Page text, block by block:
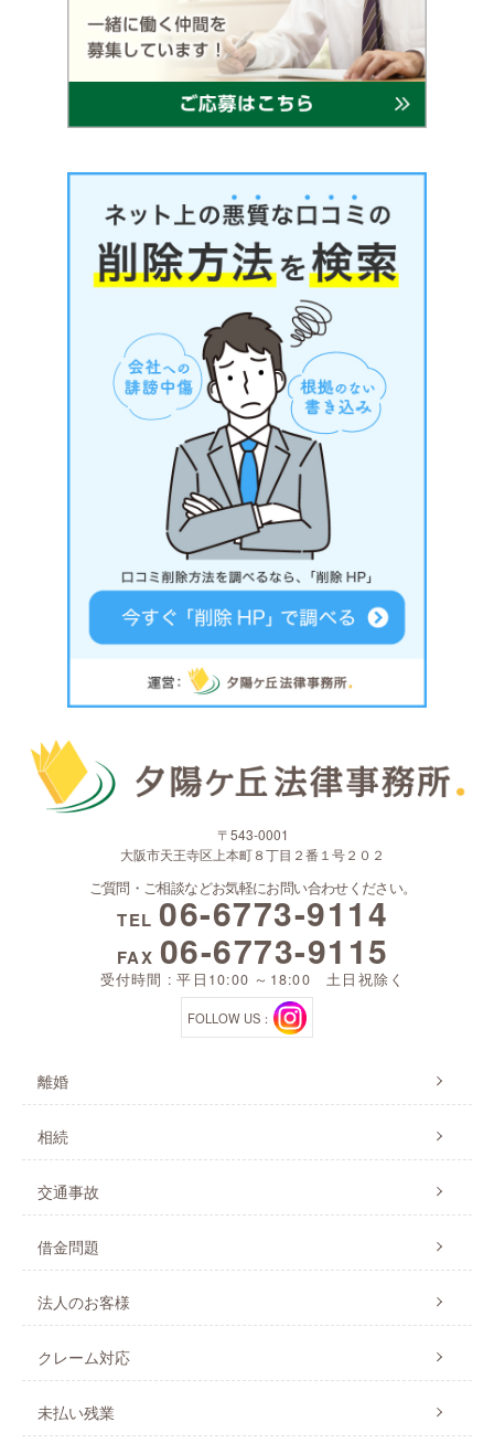
〒543-0001
大阪市天王寺区上本町８丁目２番１号２０２
ご質問・ご相談などお気軽にお問い合わせください。
TEL 06-6773-9114
FAX 06-6773-9115
受付時間 : 平日10:00 ～18:00 土日祝除く
FOLLOW US：
離婚
相続
交通事故
借金問題
法人のお客様
クレーム対応
未払い残業